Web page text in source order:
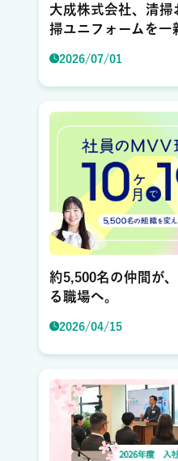
大成株式会社、清
掃ユニフォームを一
2026/07/01
約5,500名の仲間が
る職場へ。
2026/04/15